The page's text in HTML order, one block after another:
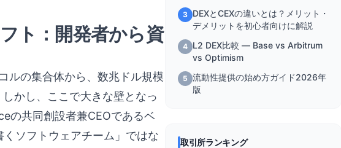
ト：開発者から資
ルの集合体から、数兆ドル規模
かし、ここで大きな壁となっ
の共同創設者兼CEOであるベ
ソフトウェアチーム」ではな
3 DEXとCEXの違いとは？メリット・
デメリットを初心者向けに解説
4 L2 DEX比較 — Base vs Arbitrum
vs Optimism
5 流動性提供の始め方ガイド2026年
版
取引所ランキング